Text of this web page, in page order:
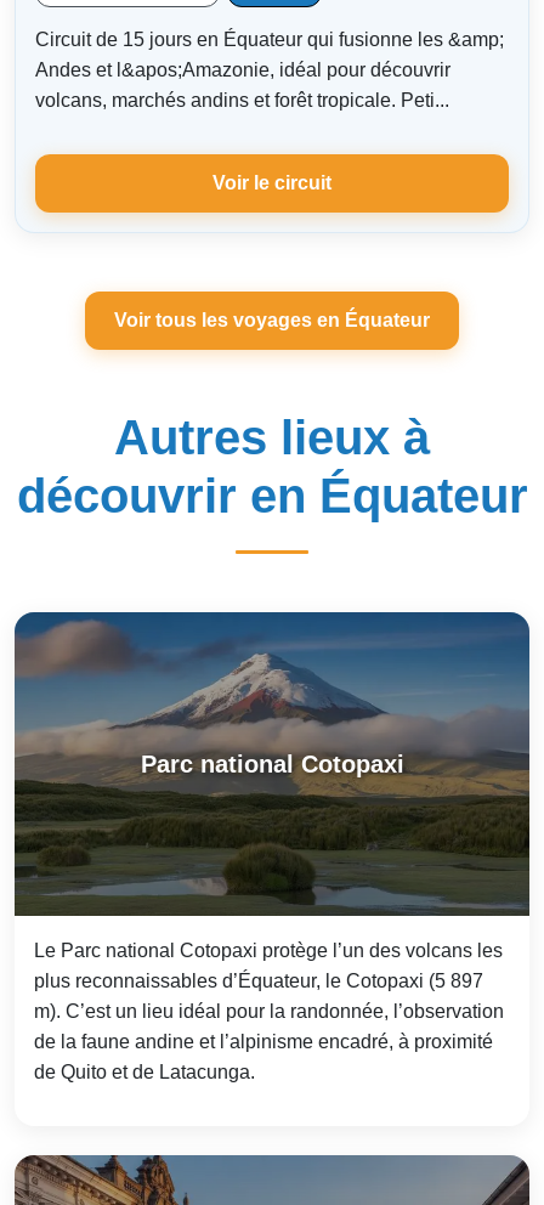
Circuit de 15 jours en Équateur qui fusionne les &amp;
Andes et l&apos;Amazonie, idéal pour découvrir
volcans, marchés andins et forêt tropicale. Peti...
Voir le circuit
Voir tous les voyages en Équateur
Autres lieux à
découvrir en Équateur
Parc national Cotopaxi
Le Parc national Cotopaxi protège l’un des volcans les
plus reconnaissables d’Équateur, le Cotopaxi (5 897
m). C’est un lieu idéal pour la randonnée, l’observation
de la faune andine et l’alpinisme encadré, à proximité
de Quito et de Latacunga.